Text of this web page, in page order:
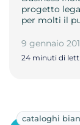
progetto
per molti il
9 gennaio
24 minuti di
cataloghi